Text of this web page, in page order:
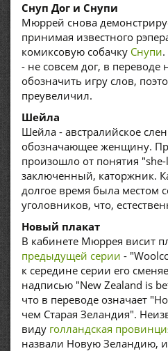
Снуп Дог и Снупи
Мюррей снова
принимая известного
комиксовую собачку Снупи
- не совсем дог, в
обозначить игру слов,
преувеличил.
Шейла
Шейла - австралийское
обозначающее женщину.
произошло от понятия "she-
заключенный, каторжник.
долгое время была местом
уголовников, что,
Новый плакат
В кабинете Мюррея висит
предыдущей серии -
к середине серии его
надписью "New Zealand is
что в переводе означает
чем Старая Зеландия".
виду голландская
назвали Новую Зеландию,